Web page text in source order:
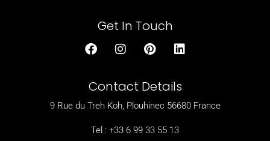
Get In Touch
F
a
b
o
k
I
n
a
g
r
a
P
i
e
r
s
L
i
e
d
n
Contact Details
9 Rue du Treh Koh, Plouhinec 56680 France
Tel : +33 6 99 33 55 13